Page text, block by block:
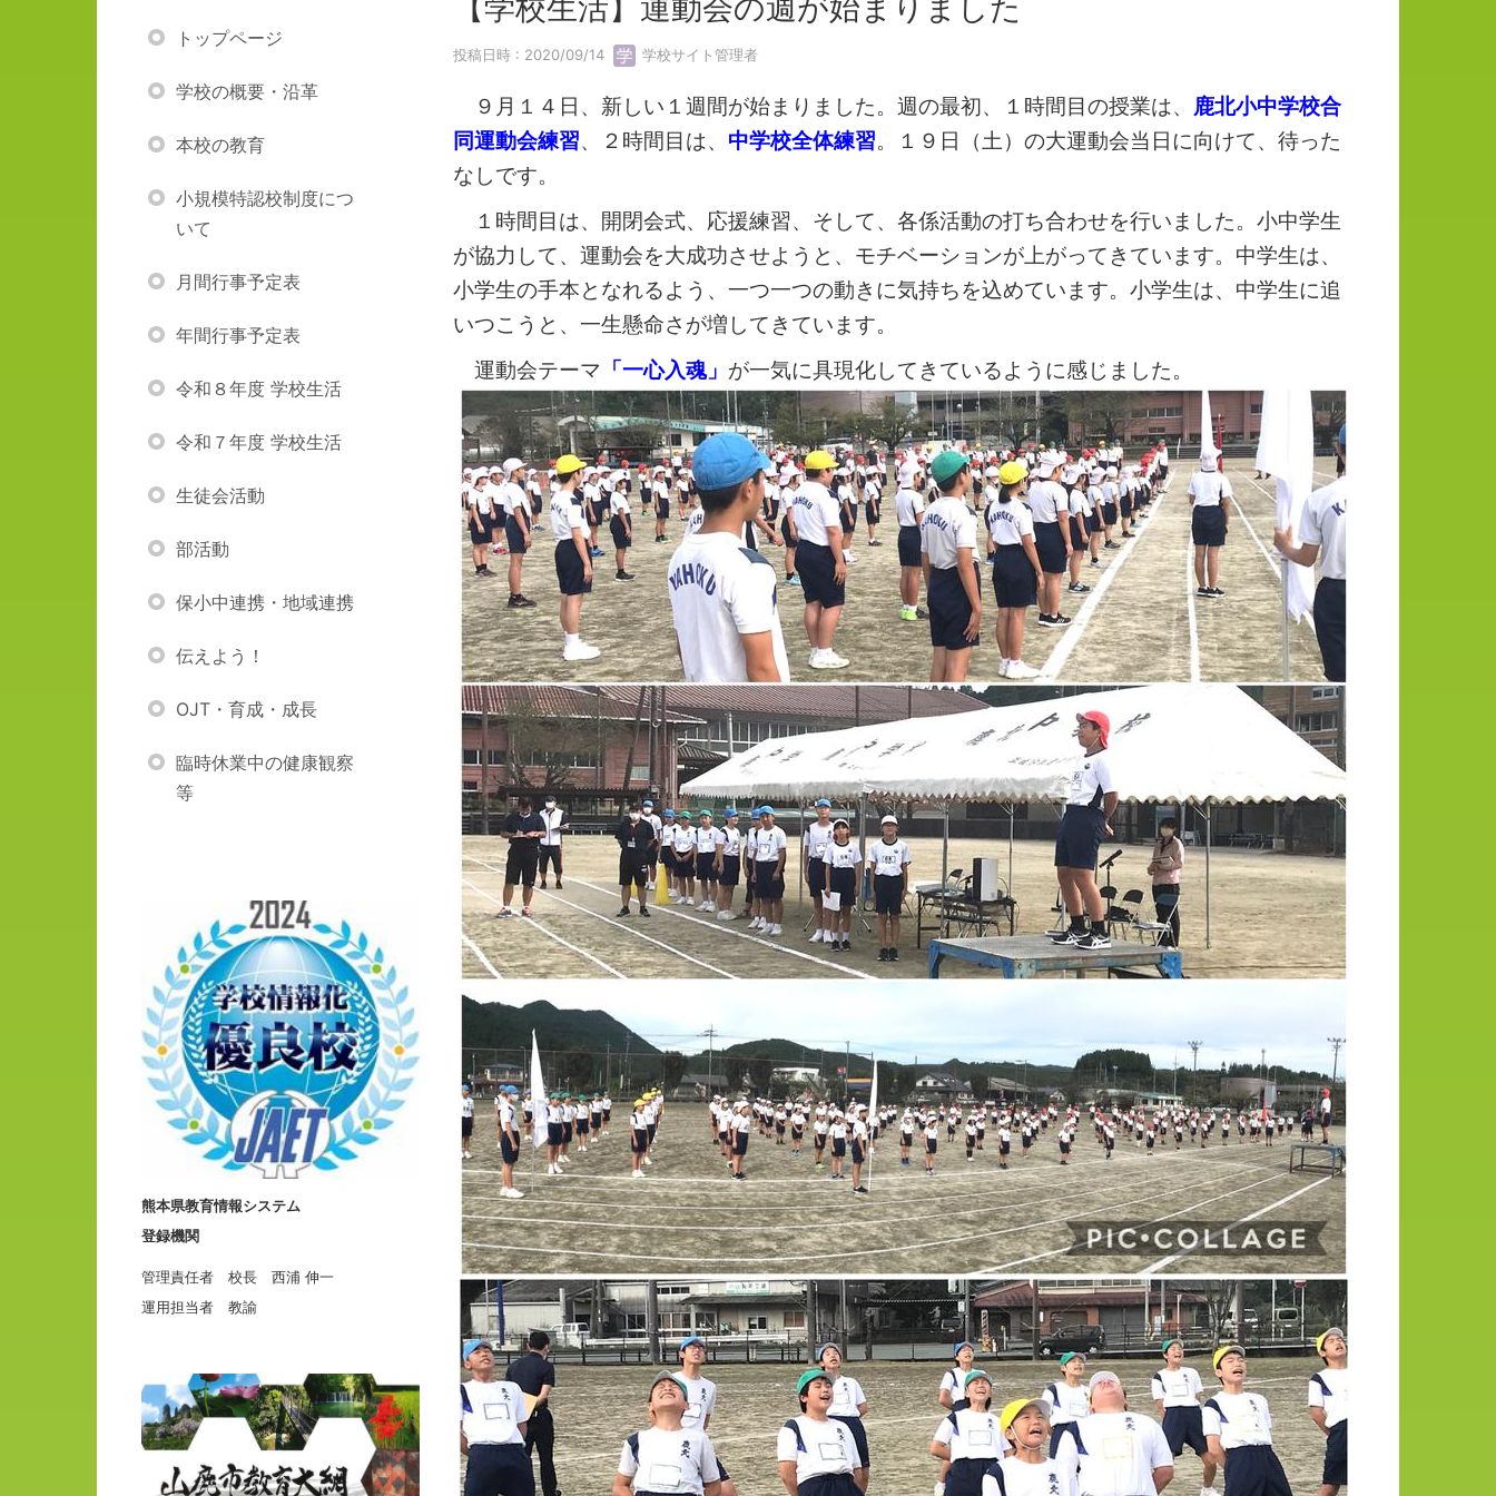
【学校生活】運動会の週が始まりました
投稿日時 : 2020/09/14 学校サイト管理者
９月１４日、新しい１週間が始まりました。週の最初、１時間目の授業は、 鹿北小中学校合
同運動会練習、２時間目は、 中学校全体練習。
１９日（土）の大運動会当日に向けて、待った
なしです。
１時間目は、開閉会式、応援練習、そして、各係活動の打ち合わせを行いました。小中学生
が協力して、運動会を大成功させようと、モチベーションが上がってきています。中学生は、
小学生の手本となれるよう、一つ一つの動きに気持ちを込めています。小学生は、中学生に追
いつこうと、一生懸命さが増してきています。
運動会テーマ 「一心入魂」 が一気に具現化してきているように感じました。
トップページ
学校の概要・沿革
本校の教育
小規模特認校制度につ
いて
月間行事予定表
年間行事予定表
令和８年度 学校生活
令和７年度 学校生活
生徒会活動
部活動
保小中連携・地域連携
伝えよう！
OJT・育成・成長
臨時休業中の健康観察
等
熊本県教育情報システム
登録機関
管理責任者 校長 西浦 伸一
運用担当者 教諭